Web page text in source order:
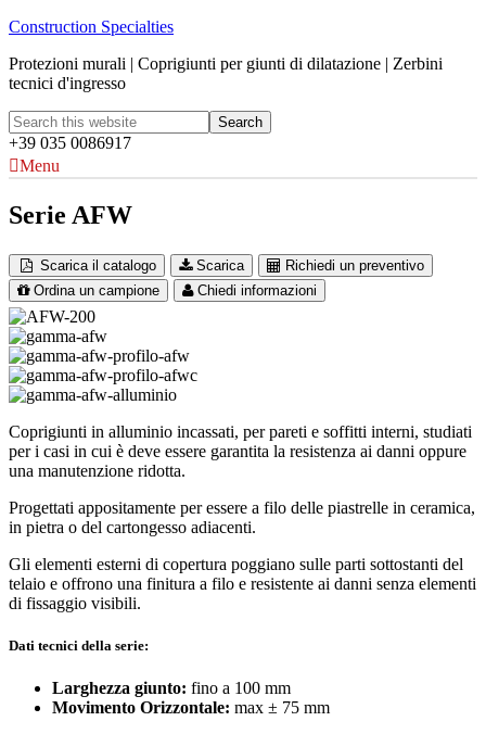
Construction Specialties
Protezioni murali | Coprigiunti per giunti di dilatazione | Zerbini
tecnici d'ingresso
+39 035 0086917
Menu
Serie AFW
Scarica il catalogo Scarica
Richiedi un preventivo
Ordina un campione
Chiedi informazioni
Coprigiunti in alluminio incassati, per pareti e soffitti interni, studiati
per i casi in cui è deve essere garantita la resistenza ai danni oppure
una manutenzione ridotta.
Progettati appositamente per essere a filo delle piastrelle in ceramica,
in pietra o del cartongesso adiacenti.
Gli elementi esterni di copertura poggiano sulle parti sottostanti del
telaio e offrono una finitura a filo e resistente ai danni senza elementi
di fissaggio visibili.
Dati tecnici della serie:
Larghezza giunto: fino a 100 mm
Movimento Orizzontale: max ± 75 mm